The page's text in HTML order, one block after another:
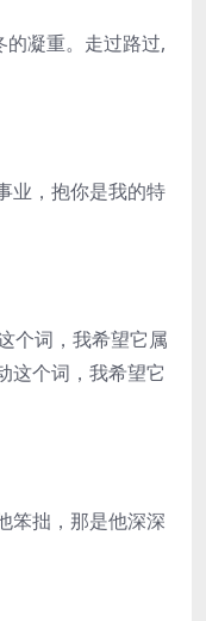
凝重。走过路过,
业，抱你是我的特
个词，我希望它属
这个词，我希望它
笨拙，那是他深深